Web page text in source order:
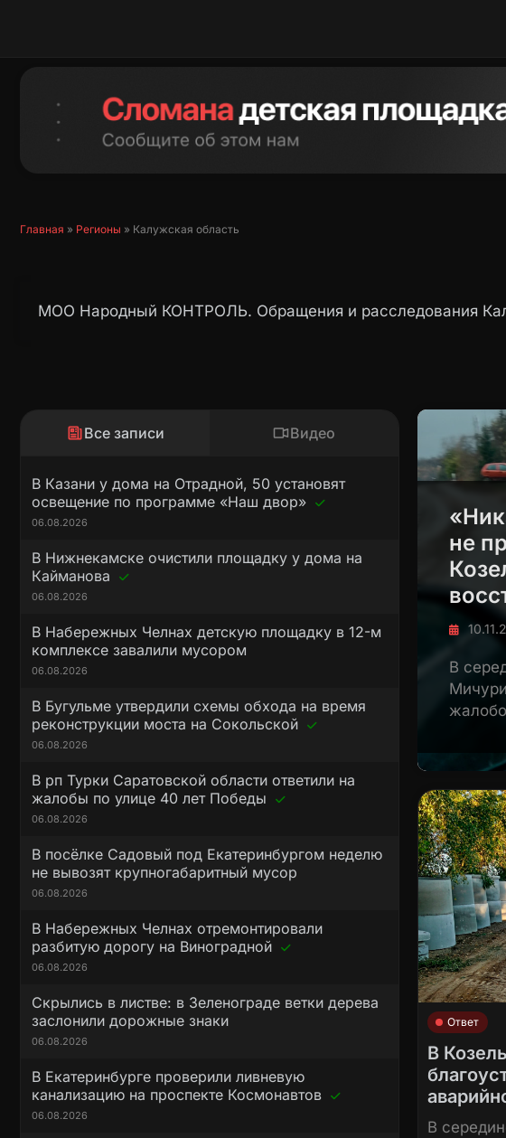
Главная » Регионы » Калужская область
МОО Народный КОНТРОЛЬ. Обращения и расследования
Все записи Видео
В Казани у дома на Отрадной, 50 установят
освещение по программе «Наш двор»
06.08.2026
В Нижнекамске очистили площадку у дома на
Кайманова
06.08.2026
В Набережных Челнах детскую площадку в 12-м
комплексе завалили мусором
06.08.2026
В Бугульме утвердили схемы обхода на время
реконструкции моста на Сокольской
06.08.2026
В рп Турки Саратовской области ответили на
жалобы по улице 40 лет Победы
06.08.2026
В посёлке Садовый под Екатеринбургом неделю
не вывозят крупногабаритный мусор
06.08.2026
В Набережных Челнах отремонтировали
разбитую дорогу на Виноградной
06.08.2026
Скрылись в листве: в Зеленограде ветки дерева
заслонили дорожные знаки
06.08.2026
В Екатеринбурге проверили ливневую
канализацию на проспекте Космонавтов
06.08.2026
не
В
Ответ
В
В